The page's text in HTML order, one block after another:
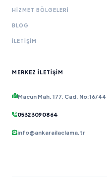
HIZMET BÖLGELERI
BLOG
İLETIŞIM
MERKEZ İLETIŞIM
Macun Mah. 177. Cad. No:16/
0532 309 08 64
info@ankarailaclama.tr